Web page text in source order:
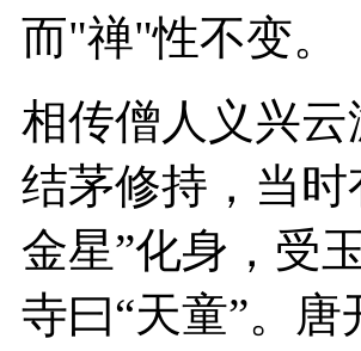
而"禅"性不变。
相传僧人义兴
结茅修持，当
金星”化身，受
寺曰“天童”。